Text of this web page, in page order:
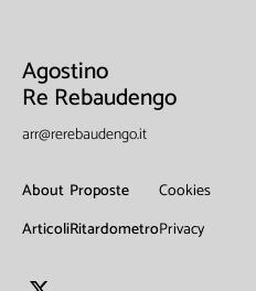
Agostino
Re Rebaudengo
arr@rerebaudengo.it
About
Articoli
Proposte
Ritardometro
Cookies
Privacy